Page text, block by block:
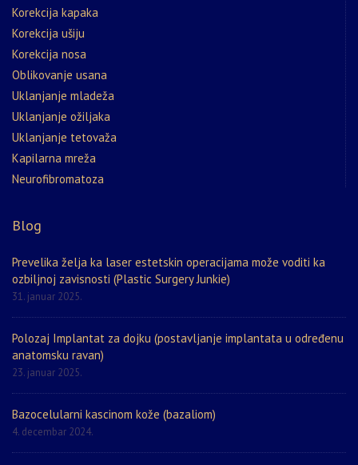
Korekcija kapaka
Korekcija ušiju
Korekcija nosa
Oblikovanje usana
Uklanjanje mladeža
Uklanjanje ožiljaka
Uklanjanje tetovaža
Kapilarna mreža
Neurofibromatoza
Blog
Prevelika želja ka laser estetskin operacijama može voditi ka
ozbiljnoj zavisnosti (Plastic Surgery Junkie)
31. januar 2025.
Polozaj Implantat za dojku (postavljanje implantata u određenu
anatomsku ravan)
23. januar 2025.
Bazocelularni kascinom kože (bazaliom)
4. decembar 2024.